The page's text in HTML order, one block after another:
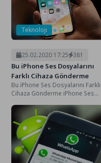
Teknoloji
25.02.2020 17:25 381
Bu iPhone Ses Dosyalarını
Farklı Cihaza Gönderme
Bu iPhone Ses Dosyalarını Farklı
Cihaza Gönderme iPhone Ses
Gönderme Günlük hayatınızda...